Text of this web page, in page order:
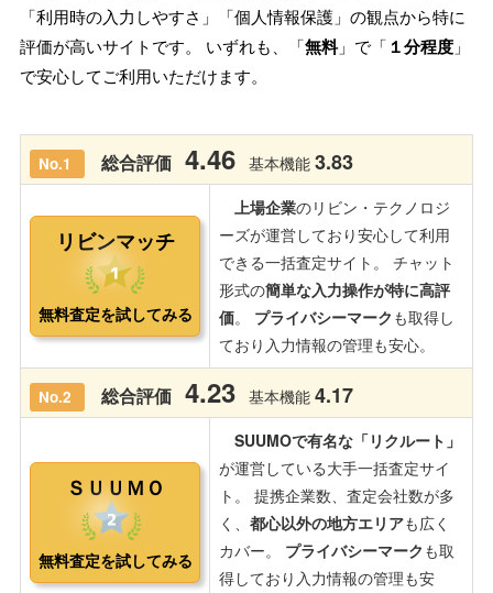
「利用時の入力しやすさ」「個人情報保護」の観点から特に
評価が高いサイトです。 いずれも、「無料」で「 １分程度 」
で安心してご利用いただけます。